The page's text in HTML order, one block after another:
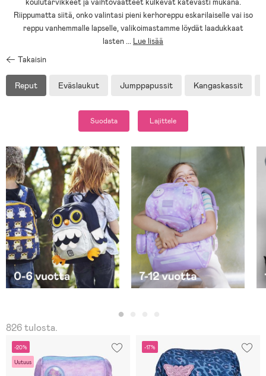
koulutarvikkeet ja vaihtovaatteet kulkevat kätevästi mukana.
Riippumatta siitä, onko valintasi pieni kerhoreppu eskarilaiselle vai iso
reppu vanhemmalle lapselle, valikoimastamme löydät laadukkaat
lasten... Lue lisää
Takaisin
Reput Eväslaukut Jumppapussit Kangaskassit
Suodata Lajittele
826 tulosta.
-20%
Uutuus
-17%